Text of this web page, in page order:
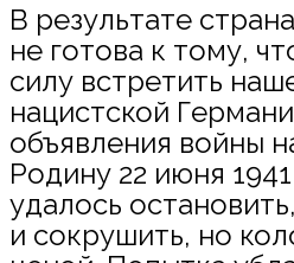
В результате
не готова к тому,
силу встретить
нацистской
объявления войны
Родину 22 июня
удалось
и сокрушить, но